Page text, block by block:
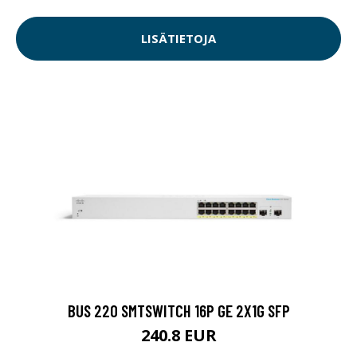
LISÄTIETOJA
BUS 220 SMTSWITCH 16P GE 2X1G SFP
240.8 EUR